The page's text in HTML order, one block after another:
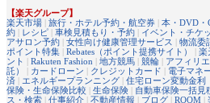
【楽天グループ】
楽天市場 | 旅行・ホテル予約・航空券 | 本・DVD・
約 | レシピ | 車検見積もり・予約 | イベント・チケ
アサロン予約 | 女性向け健康管理サービス | 物流委
ポイント特集 | Rebates（ポイント提携サイト） | 楽
ント | Rakuten Fashion | 地方競馬 | 競輪 | アフィリ
託）
| カードローン | クレジットカード | 電子マネ
済 | エネルギープランニング | 住宅ローン変動金利
保険・生命保険比較 | 生命保険 | 自動車保険一括見
ス・検索 | 仕事紹介 | 不動産情報 | ブログ | ROOM |